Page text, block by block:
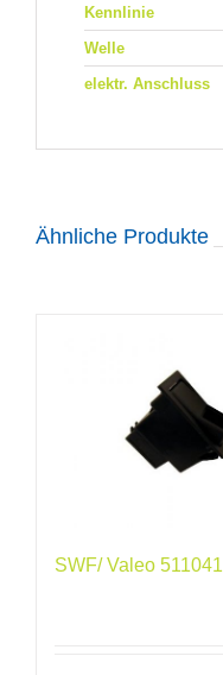
Kennlinie
Welle
elektr. Anschluss
Ähnliche Produkte
SWF/ Valeo 511041